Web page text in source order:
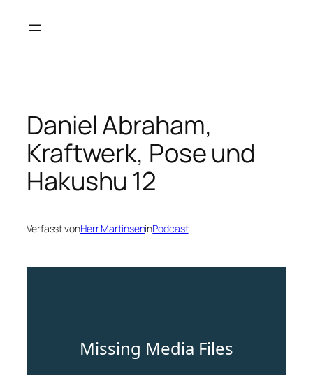
Inhalt
Daniel Abraham,
Kraftwerk, Pose und
Hakushu 12
Verfasst vonHerr MartinseninPodcast